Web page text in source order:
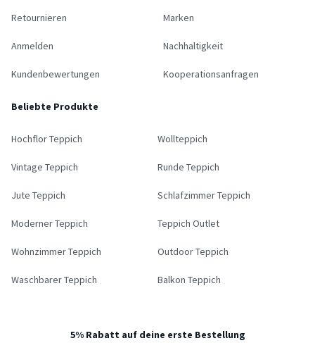
Retournieren
Anmelden
Kundenbewertungen
Marken
Nachhaltigkeit
Kooperationsanfragen
Beliebte Produkte
Hochflor Teppich Wollteppich
Vintage Teppich Runde Teppich
Jute Teppich Schlafzimmer Teppich
Moderner Teppich Teppich Outlet
Wohnzimmer Teppich Outdoor Teppich
Waschbarer Teppich Balkon Teppich
5% Rabatt auf deine erste Bestellung